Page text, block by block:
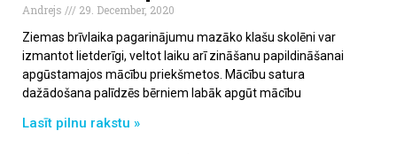
Andrejs
29. December, 2020
Ziemas brīvlaika pagarinājumu mazāko klašu skolēni var
izmantot lietderīgi, veltot laiku arī zināšanu papildināšanai
apgūstamajos mācību priekšmetos. Mācību satura
dažādošana palīdzēs bērniem labāk apgūt mācību
Lasīt pilnu rakstu »